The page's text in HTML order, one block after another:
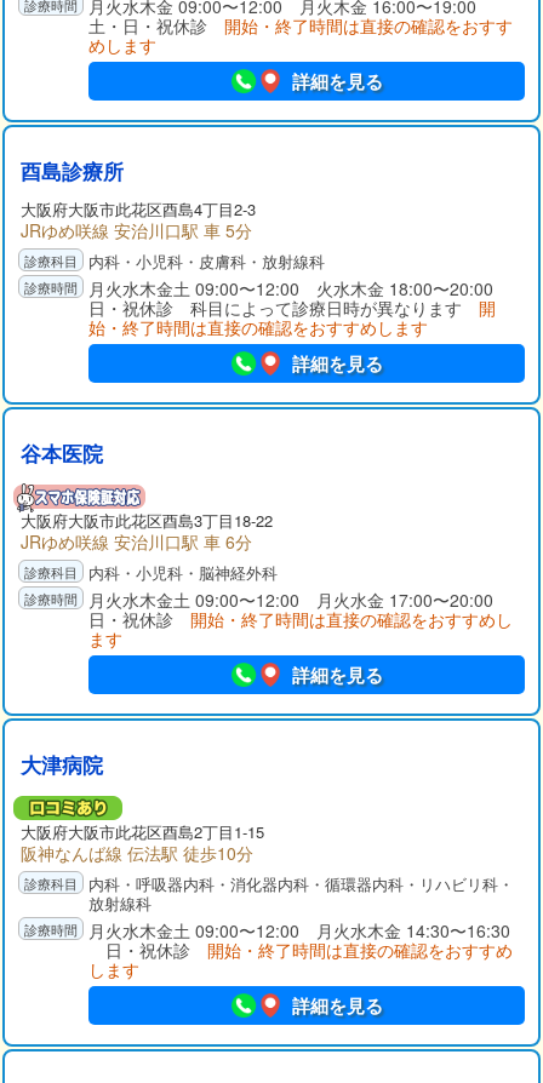
月火水木金 09:00〜12:00 月火木金 16:00〜19:00
土・日・祝休診 開始・終了時間は直接の確認をおすす
めします
詳細を見る
酉島診療所
大阪府大阪市此花区酉島4丁目2-3
JRゆめ咲線 安治川口駅 車 5分
内科・小児科・皮膚科・放射線科
月火水木金土 09:00〜12:00 火水木金 18:00〜20:00
日・祝休診 科目によって診療日時が異なります 開
始・終了時間は直接の確認をおすすめします
詳細を見る
谷本医院
大阪府大阪市此花区酉島3丁目18-22
JRゆめ咲線 安治川口駅 車 6分
内科・小児科・脳神経外科
月火水木金土 09:00〜12:00 月火水金 17:00〜20:00
日・祝休診 開始・終了時間は直接の確認をおすすめし
ます
詳細を見る
大津病院
大阪府大阪市此花区酉島2丁目1-15
阪神なんば線 伝法駅 徒歩10分
内科・呼吸器内科・消化器内科・循環器内科・リハビリ科・
放射線科
月火水木金土 09:00〜12:00 月火水木金 14:30〜16:30
日・祝休診 開始・終了時間は直接の確認をおすすめ
します
詳細を見る